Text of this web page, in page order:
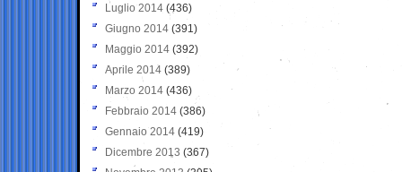
Luglio 2014 (436)
Giugno 2014 (391)
Maggio 2014 (392)
Aprile 2014 (389)
Marzo 2014 (436)
Febbraio 2014 (386)
Gennaio 2014 (419)
Dicembre 2013 (367)